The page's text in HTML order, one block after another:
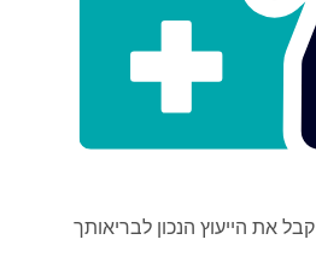
קבל את הייעוץ הנכון לבריאותך